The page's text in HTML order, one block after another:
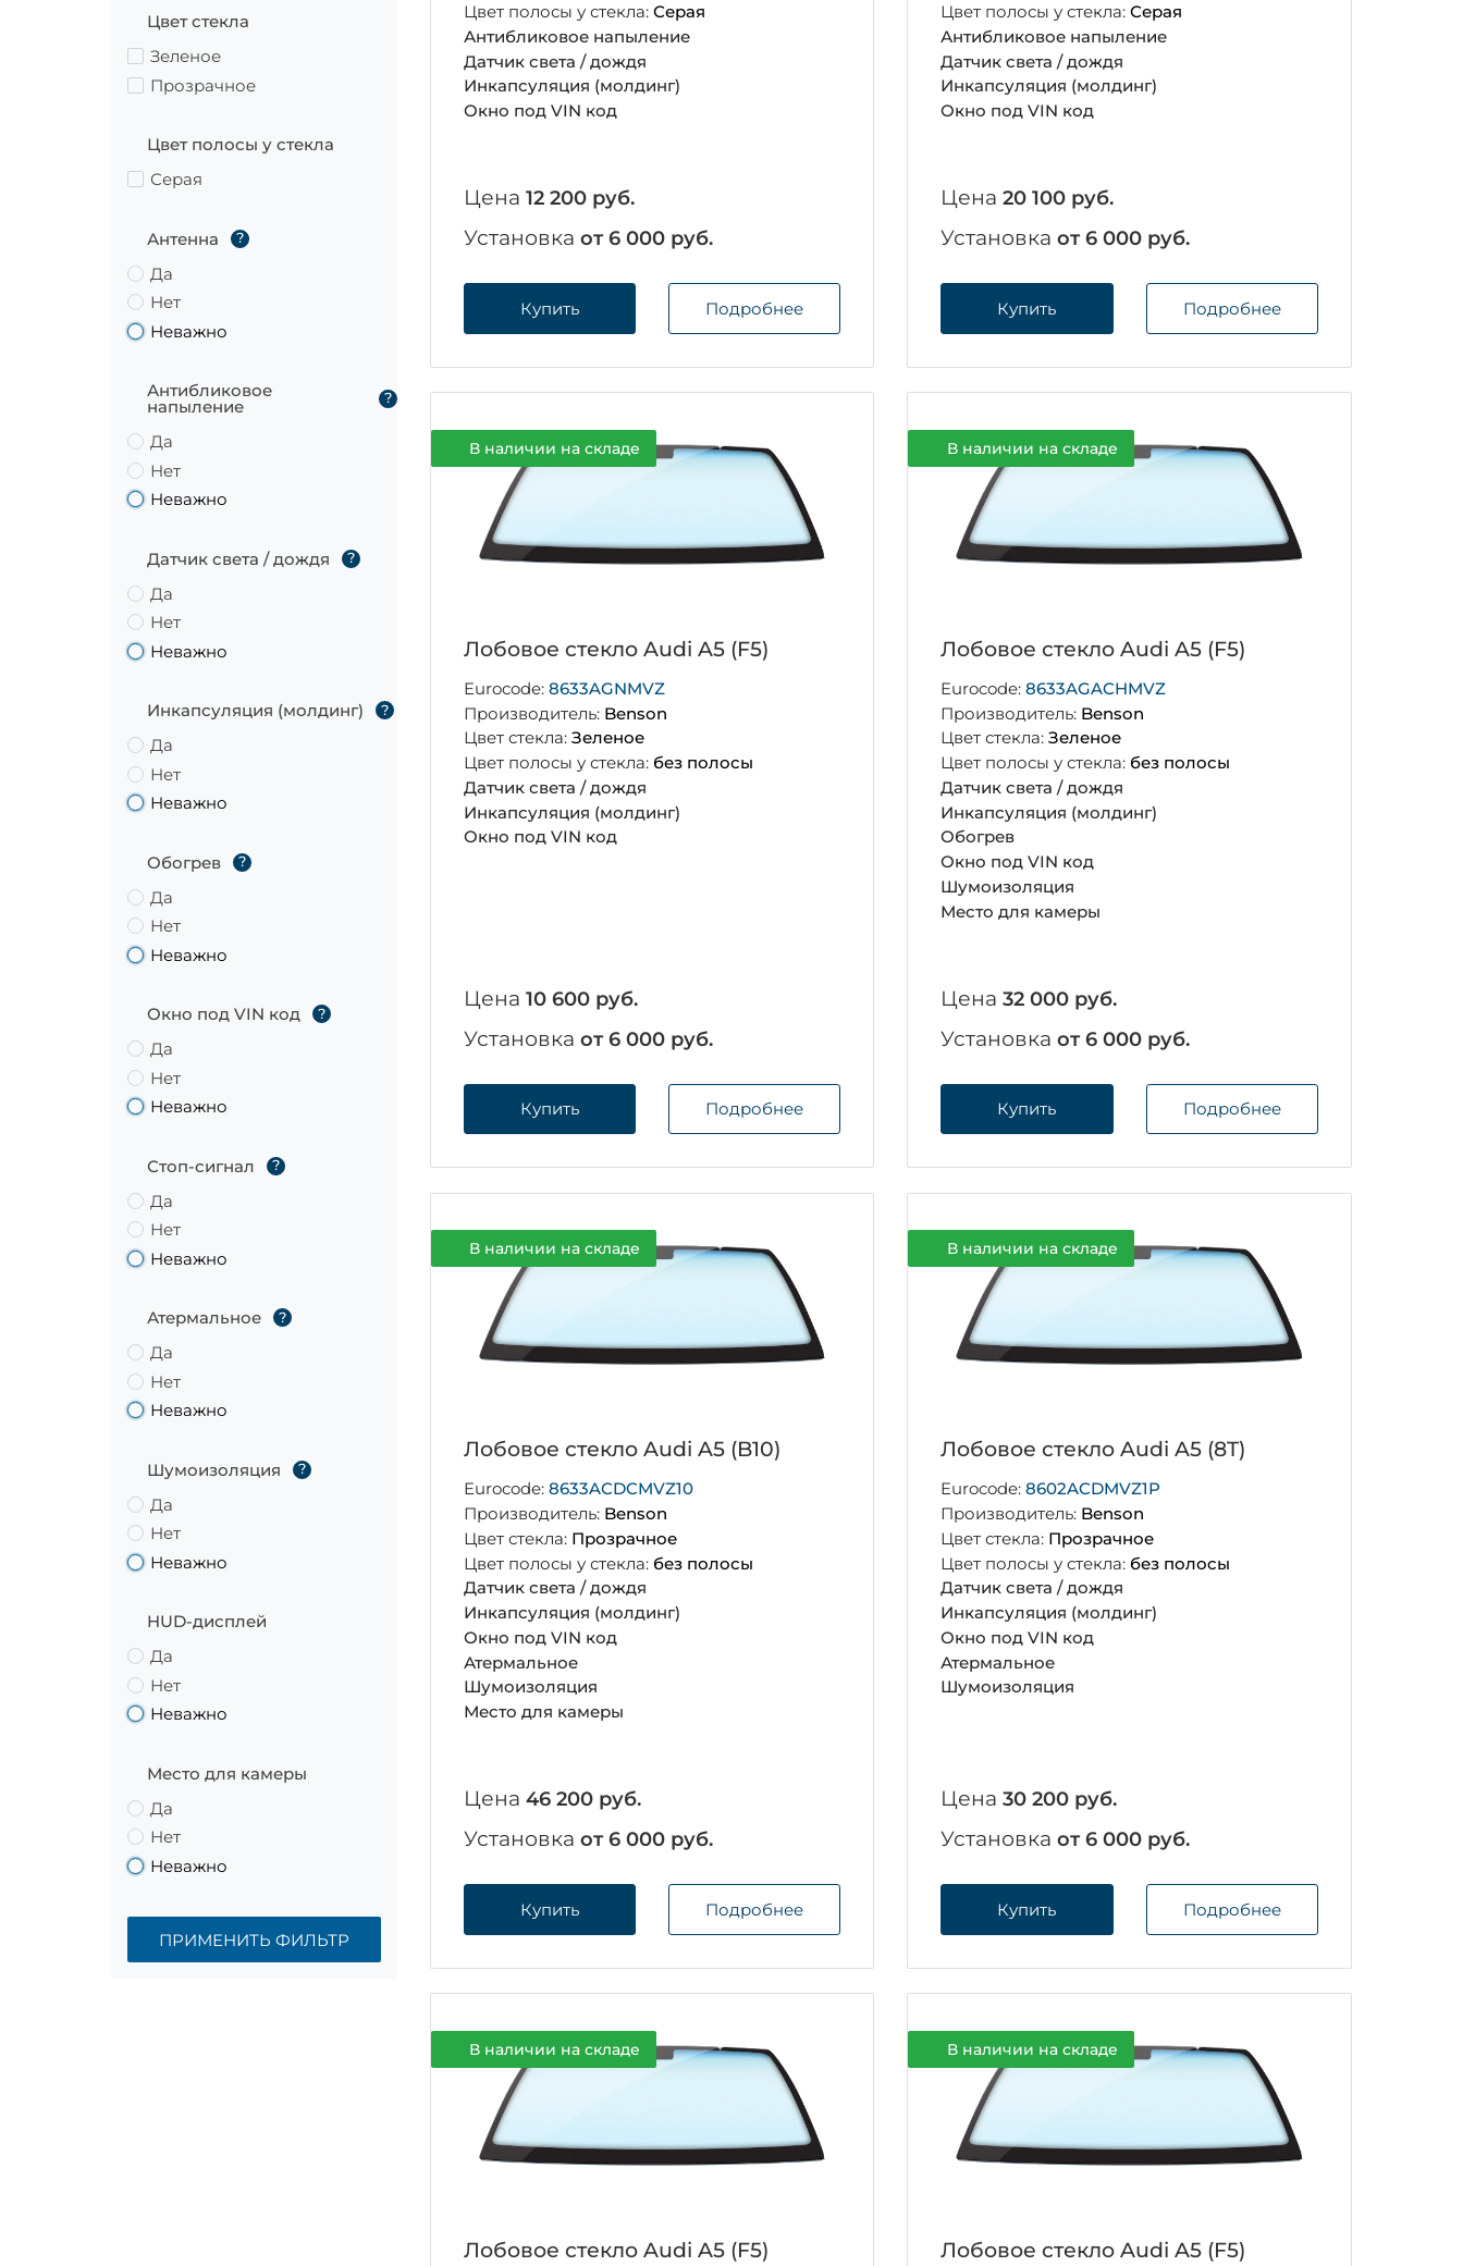
Цвет стекла
Зеленое
Прозрачное
Цвет полосы у стекла
Серая
Антенна ?
Да
Нет
Неважно
Антибликовое
напыление ?
Да
Нет
Неважно
Датчик света / дождя ?
Да
Нет
Неважно
Инкапсуляция (молдинг) ?
Да
Нет
Неважно
Обогрев ?
Да
Нет
Неважно
Окно под VIN код ?
Да
Нет
Неважно
Стоп-сигнал ?
Да
Нет
Неважно
Атермальное ?
Да
Нет
Неважно
Шумоизоляция ?
Да
Нет
Неважно
HUD-дисплей
Да
Нет
Неважно
Место для камеры
Да
Нет
Неважно
ПРИМЕНИТЬ ФИЛЬТР
Цвет полосы у стекла: Серая
Антибликовое напыление
Датчик света / дождя
Инкапсуляция (молдинг)
Окно под VIN код
Цена 12 200 руб.
Установка от 6 000 руб.
Купить Подробнее
Цвет полосы у стекла:Серая
Антибликовое напыление
Датчик света / дождя
Инкапсуляция (молдинг)
Окно под VIN код
Цена20 100 руб.
Установкаот 6 000 руб.
Купить Подробнее
В наличии на складе
Лобовое стекло Audi A5 (F5)
Eurocode: 8633AGNMVZ
Производитель: Benson
Цвет стекла: Зеленое
Цвет полосы у стекла: без полосы
Датчик света / дождя
Инкапсуляция (молдинг)
Окно под VIN код
Цена 10 600 руб.
Установка от 6 000 руб.
Купить Подробнее
В наличии на складе
Лобовое стекло Audi A5 (F5)
Eurocode:8633AGACHMVZ
Производитель: Benson
Цвет стекла:Зеленое
Цвет полосы у стекла: без полосы
Датчик света / дождя
Инкапсуляция (молдинг)
Обогрев
Окно под VIN код
Шумоизоляция
Место для камеры
Цена32 000 руб.
Установкаот 6 000 руб.
Купить Подробнее
В наличии на складе
Лобовое стекло Audi A5 (B10)
Eurocode: 8633ACDCMVZ10
Производитель: Benson
Цвет стекла: Прозрачное
Цвет полосы у стекла: без полосы
Датчик света / дождя
Инкапсуляция (молдинг)
Окно под VIN код
Атермальное
Шумоизоляция
Место для камеры
Цена 46 200 руб.
Установка от 6 000 руб.
Купить Подробнее
В наличии на складе
Лобовое стекло Audi A5 (8T)
Eurocode:8602ACDMVZ1P
Производитель: Benson
Цвет стекла: Прозрачное
Цвет полосы у стекла: без полосы
Датчик света / дождя
Инкапсуляция (молдинг)
Окно под VIN код
Атермальное
Шумоизоляция
Цена30 200 руб.
Установкаот 6 000 руб.
Купить Подробнее
В наличии на складе
Лобовое стекло Audi A5 (F5)
В наличии на складе
Лобовое стекло Audi A5 (F5)